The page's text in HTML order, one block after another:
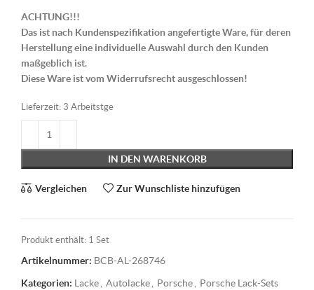
ACHTUNG!!!
Das ist nach Kundenspezifikation angefertigte Ware, für deren
Herstellung eine individuelle Auswahl durch den Kunden
maßgeblich ist.
Diese Ware ist vom Widerrufsrecht ausgeschlossen!
Lieferzeit: 3 Arbeitstge
IN DEN WARENKORB
Vergleichen Zur Wunschliste hinzufügen
Produkt enthält: 1 Set
Artikelnummer: BCB-AL-268746
Kategorien: Lacke, Autolacke, Porsche, Porsche Lack-Sets